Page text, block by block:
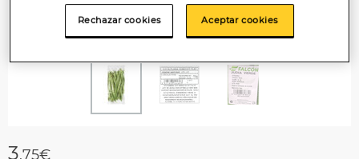
3,75€
Rechazar cookies Aceptar cookies